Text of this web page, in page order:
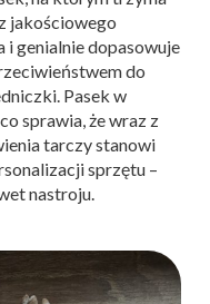
jakościowego
genialnie dopasowuje
do
Pasek w
sprawia, że wraz z
tarczy stanowi
sprzętu –
nastroju.